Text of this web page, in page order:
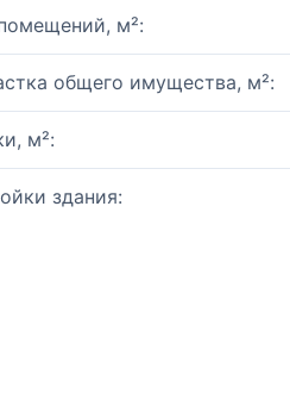
м²:
общего имущества, м²:
м²:
здания: